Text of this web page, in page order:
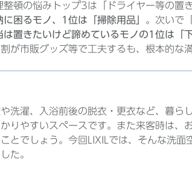
整頓の悩みトップ3は「ドライヤー等の置
に困るモノ、1位は「掃除用品」 。次いで
は置きたいけど諦めているモノの1位は「
が市販グッズ等で工夫するも、根本的な
洗濯、入浴前後の脱衣・更衣など、暮ら
りやすいスペースです。また来客時は、
とでしょう。今回LIXILでは、そんな洗
た。